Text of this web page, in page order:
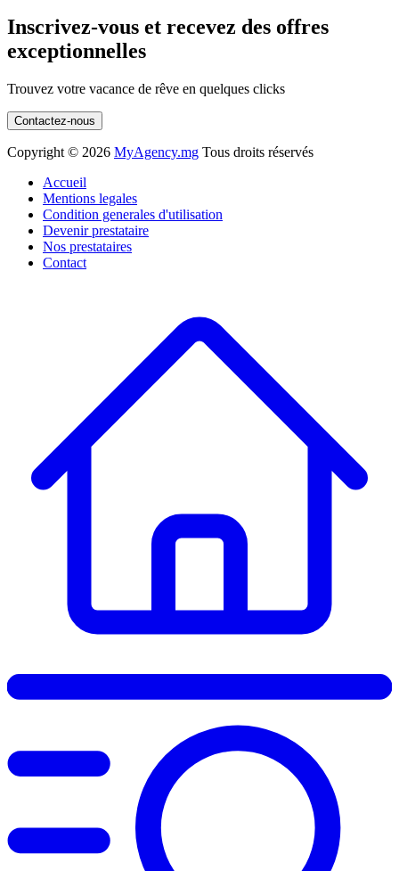
Inscrivez-vous et recevez des offres
exceptionnelles
Trouvez votre vacance de rêve en quelques clicks
Contactez-nous
Copyright © 2026 MyAgency.mg Tous droits réservés
Accueil
Mentions legales
Condition generales d'utilisation
Devenir prestataire
Nos prestataires
Contact